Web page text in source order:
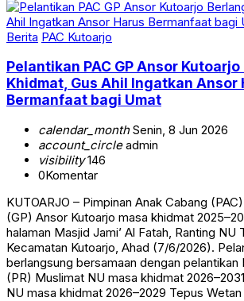
Berita PAC Kutoarjo
Pelantikan PAC GP Ansor
Khidmat, Gus Ahil Ingatkan Ansor
Bermanfaat bagi Umat
calendar_monthSenin, 8 Jun 2026
account_circleadmin
visibility146
0Komentar
KUTOARJO – Pimpinan Anak Cabang
(GP) Ansor Kutoarjo masa khidmat
halaman Masjid Jami’ Al Fatah, Ranting NU
Kecamatan Kutoarjo, Ahad (7/6/2026).
berlangsung bersamaan dengan pelantikan
(PR) Muslimat NU masa khidmat
NU masa khidmat 2026–2029 Tepus